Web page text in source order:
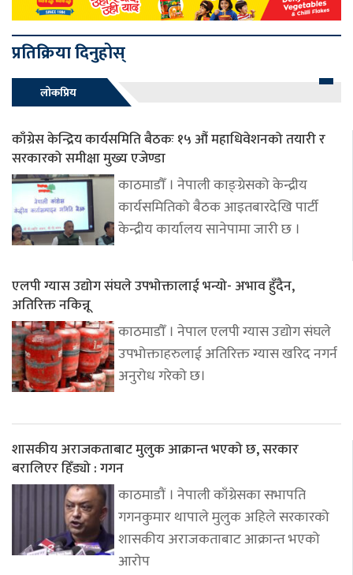
प्रतिक्रिया दिनुहोस्
लोकप्रिय
काँग्रेस केन्द्रिय कार्यसमिति बैठकः १५ औं महाधिवेशनको तयारी र
सरकारको समीक्षा मुख्य एजेण्डा
काठमाडौँ । नेपाली काङ्ग्रेसको केन्द्रीय
कार्यसमितिको बैठक आइतबारदेखि पार्टी
केन्द्रीय कार्यालय सानेपामा जारी छ ।
एलपी ग्यास उद्योग संघले उपभोक्तालाई भन्यो- अभाव हुँदैन,
अतिरिक्त नकिन्नू
काठमाडौँ । नेपाल एलपी ग्यास उद्योग संघले
उपभोक्ताहरुलाई अतिरिक्त ग्यास खरिद नगर्न
अनुरोध गरेको छ।
शासकीय अराजकताबाट मुलुक आक्रान्त भएको छ, सरकार
बरालिएर हिँड्यो : गगन
काठमाडौं । नेपाली काँग्रेसका सभापति
गगनकुमार थापाले मुलुक अहिले सरकारको
शासकीय अराजकताबाट आक्रान्त भएको
आरोप